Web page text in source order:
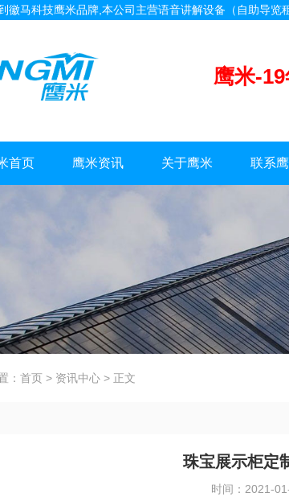
徽马科技鹰米品牌,本公司主营语音讲解设备（自助导
鹰米-
首页 鹰米资讯 关于鹰米 联系
： 首页 > 资讯中心 > 正文
珠宝展示柜定
时间：2021-